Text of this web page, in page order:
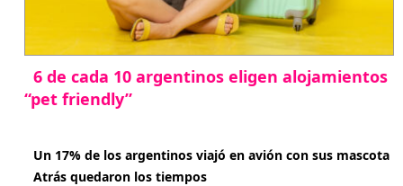
6 de cada 10 argentinos eligen alojamientos
“pet friendly”
Un 17% de los argentinos viajó en avión con sus mascota
Atrás quedaron los tiempos